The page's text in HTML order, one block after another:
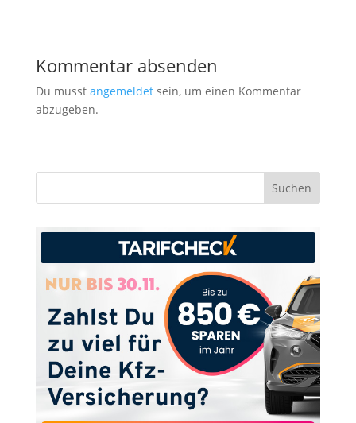
Kommentar absenden
Du musst angemeldetsein, um einen Kommentar
abzugeben.